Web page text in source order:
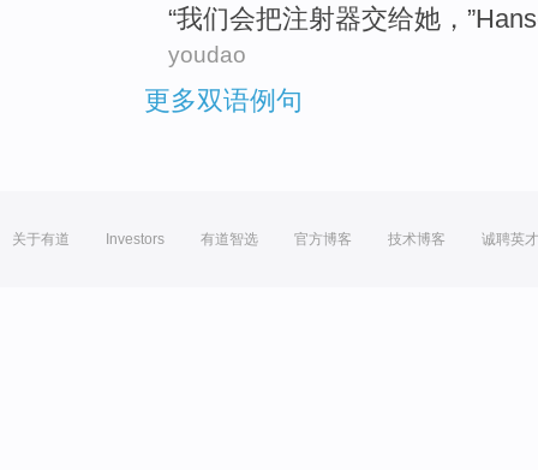
“我们会把注射器交给她 ，”
youdao
更多双语例句
关于有道 Investors 有道智选 官方博客 技术博客 诚聘英才